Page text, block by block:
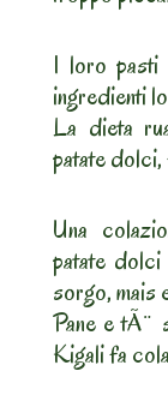
I loro pasti
ingredienti
La dieta
patate
Una
patate
sorgo, mais
Pane e tÃ¨
Kigali fa